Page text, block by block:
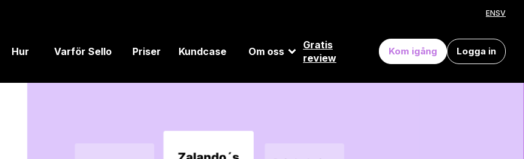
ENSV
Logga in
Hur Varför Sello Priser Kundcase Om oss
Gratis
review
Kom igång